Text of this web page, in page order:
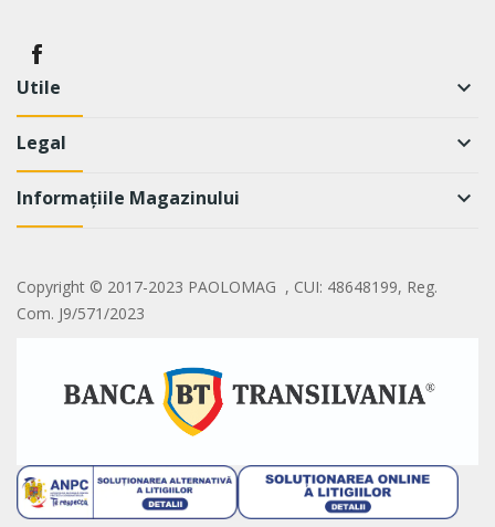
Utile keyboard_arrow_down
Legal keyboard_arrow_down
Informațiile Magazinului keyboard_arrow_down
Copyright © 2017-2023 PAOLOMAG , CUI: 48648199, Reg.
Com. J9/571/2023